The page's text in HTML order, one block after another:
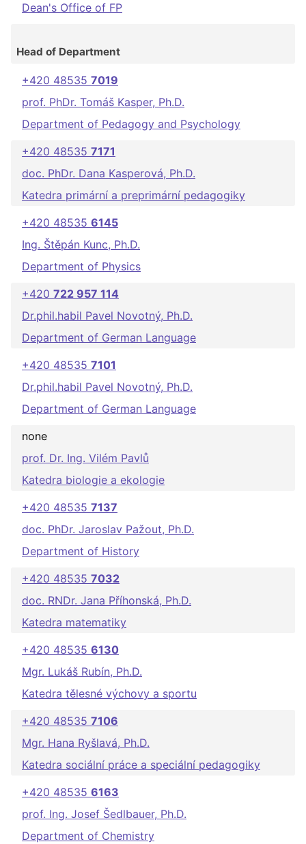
Dean's Office of FP
Head of Department
+420 48535 7019
prof. PhDr. Tomáš Kasper, Ph.D.
Department of Pedagogy and Psychology
+420 48535 7171
doc. PhDr. Dana Kasperová, Ph.D.
Katedra primární a preprimární pedagogiky
+420 48535 6145
Ing. Štěpán Kunc, Ph.D.
Department of Physics
+420 722 957 114
Dr.phil.habil Pavel Novotný, Ph.D.
Department of German Language
+420 48535 7101
Dr.phil.habil Pavel Novotný, Ph.D.
Department of German Language
none
prof. Dr. Ing. Vilém Pavlů
Katedra biologie a ekologie
+420 48535 7137
doc. PhDr. Jaroslav Pažout, Ph.D.
Department of History
+420 48535 7032
doc. RNDr. Jana Příhonská, Ph.D.
Katedra matematiky
+420 48535 6130
Mgr. Lukáš Rubín, Ph.D.
Katedra tělesné výchovy a sportu
+420 48535 7106
Mgr. Hana Ryšlavá, Ph.D.
Katedra sociální práce a speciální pedagogiky
+420 48535 6163
prof. Ing. Josef Šedlbauer, Ph.D.
Department of Chemistry